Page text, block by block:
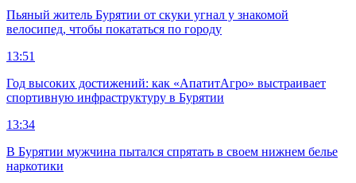
Пьяный житель Бурятии от скуки угнал у знакомой
велосипед, чтобы покататься по городу
13:51
Год высоких достижений: как «АпатитАгро» выстраивает
спортивную инфраструктуру в Бурятии
13:34
В Бурятии мужчина пытался спрятать в своем нижнем белье
наркотики